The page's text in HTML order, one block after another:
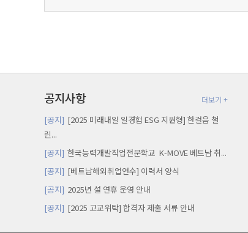
공지사항
[공지] [2025 미래내일 일경험 ESG 지원형] 한걸음 챌
린...
[공지] 한국능력개발직업전문학교 K-MOVE 베트남 취...
[공지] [베트남해외취업연수] 이력서 양식
[공지] 2025년 설 연휴 운영 안내
[공지] [2025 고교위탁] 합격자 제출 서류 안내
더보기 +